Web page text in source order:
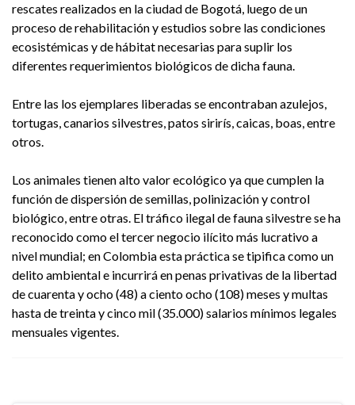
rescates realizados en la ciudad de Bogotá, luego de un
proceso de rehabilitación y estudios sobre las condiciones
ecosistémicas y de hábitat necesarias para suplir los
diferentes requerimientos biológicos de dicha fauna.
Entre las los ejemplares liberadas se encontraban azulejos,
tortugas, canarios silvestres, patos sirirís, caicas, boas, entre
otros.
Los animales tienen alto valor ecológico ya que cumplen la
función de dispersión de semillas, polinización y control
biológico, entre otras. El tráfico ilegal de fauna silvestre se ha
reconocido como el tercer negocio ilícito más lucrativo a
nivel mundial; en Colombia esta práctica se tipifica como un
delito ambiental e incurrirá en penas privativas de la libertad
de cuarenta y ocho (48) a ciento ocho (108) meses y multas
hasta de treinta y cinco mil (35.000) salarios mínimos legales
mensuales vigentes.